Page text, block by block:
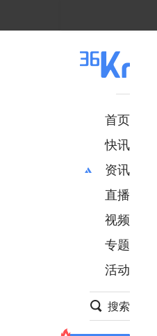
首页
快讯
资讯
推荐
财经
项目推荐
安徽
直播
视频
专题
活动
搜索